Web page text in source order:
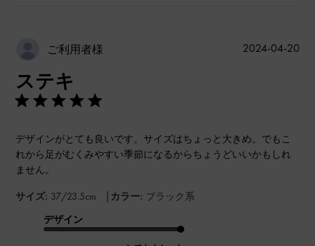
ご利用者様
ステキ
デザインがとても良いです。サイズはちょっと大きめ。でもこ
れから足がむくみやすい季節になるからちょうどいいかもしれ
ません。
サイズ: 37/23.5cm | カラー: ブラック系
デザイン
公
2024-04-20